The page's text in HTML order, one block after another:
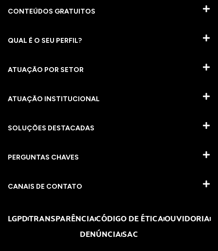
CONTEÚDOS GRATUITOS
QUAL É O SEU PERFIL?
ATUAÇÃO POR SETOR
ATUAÇÃO INSTITUCIONAL
SOLUÇÕES DESTACADAS
PERGUNTAS CHAVES​
CANAIS DE CONTATO
LGPDTRANSPARÊNCIACÓDIGO DE ÉTICAOUVIDORIA
DENÚNCIASAC